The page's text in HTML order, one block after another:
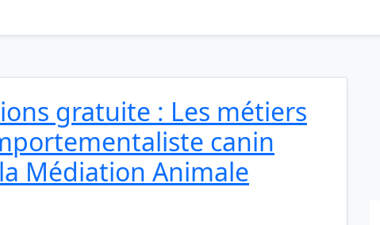
gratuite : Les métiers
canin
Médiation Animale